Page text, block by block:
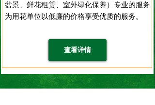
盆景、鲜花租赁、室外绿化保养）专业的服务
为用花单位以低廉的价格享受优质的服务。
查看详情